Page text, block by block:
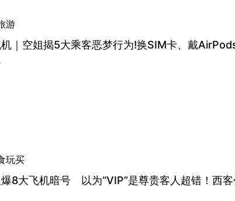
游
｜空姐揭5大乘客恶梦行为!换SIM卡、戴
玩买
8大飞机暗号 以为“VIP”是尊贵客人超错！西